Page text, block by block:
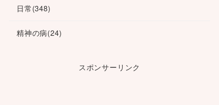
日常(348)
精神の病(24)
スポンサーリンク